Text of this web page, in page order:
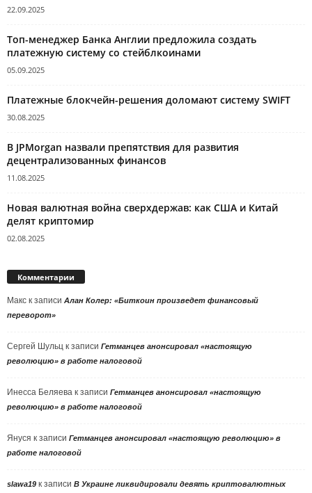
22.09.2025
Топ-менеджер Банка Англии предложила создать
платежную систему со стейблкоинами
05.09.2025
Платежные блокчейн-решения доломают систему SWIFT
30.08.2025
В JPMorgan назвали препятствия для развития
децентрализованных финансов
11.08.2025
Новая валютная война сверхдержав: как США и Китай
делят криптомир
02.08.2025
Комментарии
Макс к записи Алан Колер: «Биткоин произведет финансовый
переворот»
Сергей Шульц к записи Гетманцев анонсировал «настоящую
революцию» в работе налоговой
Инесса Беляева к записи Гетманцев анонсировал «настоящую
революцию» в работе налоговой
Януся к записи Гетманцев анонсировал «настоящую революцию» в
работе налоговой
slawa19 к записи В Украине ликвидировали девять криптовалютных